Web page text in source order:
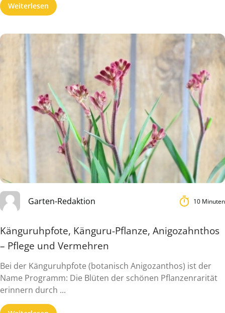
Weiterlesen
Garten-Redaktion 10 Minuten
Känguruhpfote, Känguru-Pflanze, Anigozahnthos
– Pflege und Vermehren
Bei der Känguruhpfote (botanisch Anigozanthos) ist der
Name Programm: Die Blüten der schönen Pflanzenrarität
erinnern durch ...